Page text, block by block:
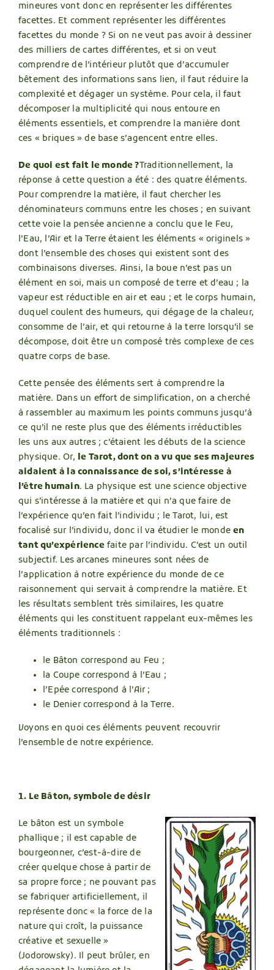
mineures vont donc en représenter les différentes
facettes. Et comment représenter les différentes
facettes du monde ? Si on ne veut pas avoir à dessiner
des milliers de cartes différentes, et si on veut
comprendre de l’intérieur plutôt que d’accumuler
bêtement des informations sans lien, il faut réduire la
complexité et dégager un système. Pour cela, il faut
décomposer la multiplicité qui nous entoure en
éléments essentiels, et comprendre la manière dont
ces « briques » de base s’agencent entre elles.
De quoi est fait le monde ?Traditionnellement, la
réponse à cette question a été : des quatre éléments.
Pour comprendre la matière, il faut chercher les
dénominateurs communs entre les choses ; en suivant
cette voie la pensée ancienne a conclu que le Feu,
l’Eau, l’Air et la Terre étaient les éléments « originels »
dont l’ensemble des choses qui existent sont des
combinaisons diverses. Ainsi, la boue n’est pas un
élément en soi, mais un composé de terre et d’eau ; la
vapeur est réductible en air et eau ; et le corps humain,
duquel coulent des humeurs, qui dégage de la chaleur,
consomme de l’air, et qui retourne à la terre lorsqu’il se
décompose, doit être un composé très complexe de ces
quatre corps de base.
Cette pensée des éléments sert à comprendre la
matière. Dans un effort de simplification, on a cherché
à rassembler au maximum les points communs jusqu’à
ce qu’il ne reste plus que des éléments irréductibles
les uns aux autres ; c’étaient les débuts de la science
physique. Or, le Tarot, dont on a vu que ses majeures
aidaient à la connaissance de soi, s’intéresse à
l’être humain. La physique est une science objective
qui s’intéresse à la matière et qui n’a que faire de
l’expérience qu’en fait l’individu ; le Tarot, lui, est
focalisé sur l’individu, donc il va étudier le mondeen
tant qu’expériencefaite par l’individu. C’est un outil
subjectif. Les arcanes mineures sont nées de
l’application à notre expérience du monde de ce
raisonnement qui servait à comprendre la matière. Et
les résultats semblent très similaires, les quatre
éléments qui les constituent rappelant eux-mêmes les
éléments traditionnels :
le Bâton correspond au Feu ;
la Coupe correspond à l’Eau ;
l’Epée correspond à l’Air ;
le Denier correspond à la Terre.
Voyons en quoi ces éléments peuvent recouvrir
l’ensemble de notre expérience.
1. Le Bâton, symbole de désir
Le bâton est un symbole
phallique ; il est capable de
bourgeonner, c’est-à-dire de
créer quelque chose à partir de
sa propre force ; ne pouvant pas
se fabriquer artificiellement, il
représente donc « la force de la
nature qui croît, la puissance
créative et sexuelle »
(Jodorowsky). Il peut brûler, en